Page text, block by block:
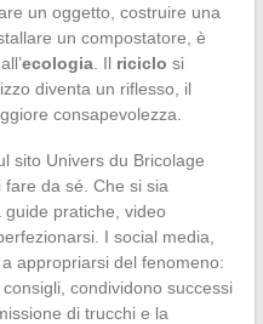
un oggetto, costruire una
un compostatore, è
ecologia. Il riciclo si
diventa un riflesso, il
consapevolezza.
sito Univers du Bricolage
da sé. Che si sia
pratiche, video
I social media,
appropriarsi del fenomeno:
condividono successi
di trucchi e la